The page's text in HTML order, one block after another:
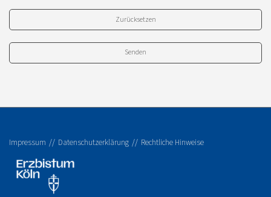
Zurücksetzen
Impressum Datenschutzerklärung Rechtliche Hinweise